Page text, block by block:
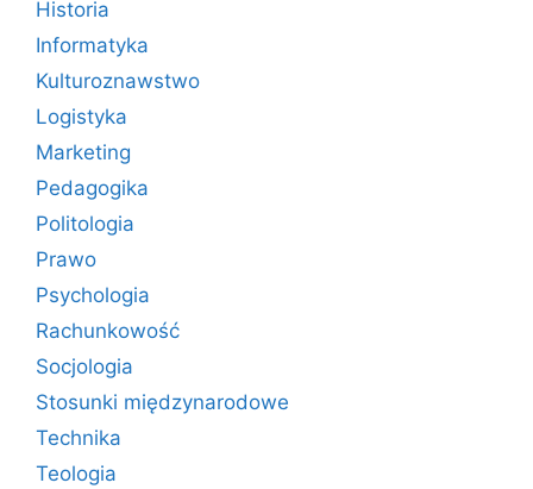
Historia
Informatyka
Kulturoznawstwo
Logistyka
Marketing
Pedagogika
Politologia
Prawo
Psychologia
Rachunkowość
Socjologia
Stosunki międzynarodowe
Technika
Teologia